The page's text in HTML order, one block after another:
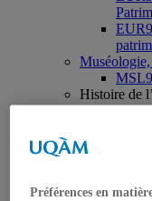
Histoire de
Direction de
Préférences en